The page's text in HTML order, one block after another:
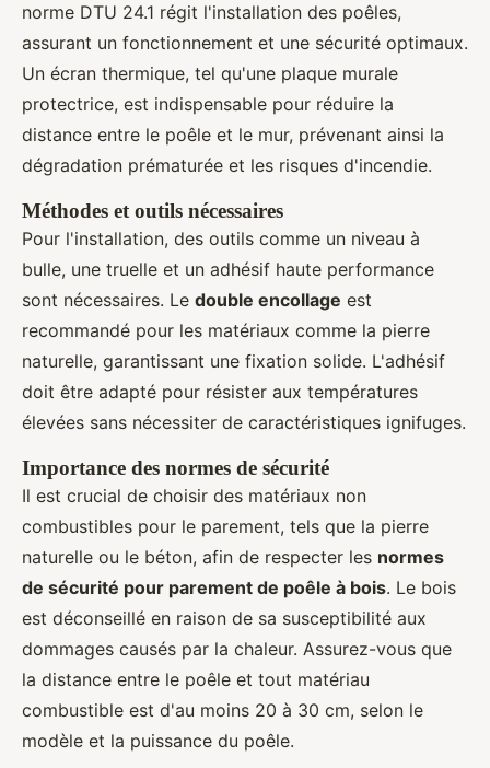
norme DTU 24.1 régit l'installation des poêles,
assurant un fonctionnement et une sécurité optimaux.
Un écran thermique, tel qu'une plaque murale
protectrice, est indispensable pour réduire la
distance entre le poêle et le mur, prévenant ainsi la
dégradation prématurée et les risques d'incendie.
Méthodes et outils nécessaires
Pour l'installation, des outils comme un niveau à
bulle, une truelle et un adhésif haute performance
sont nécessaires. Le double encollage est
recommandé pour les matériaux comme la pierre
naturelle, garantissant une fixation solide. L'adhésif
doit être adapté pour résister aux températures
élevées sans nécessiter de caractéristiques ignifuges.
Importance des normes de sécurité
Il est crucial de choisir des matériaux non
combustibles pour le parement, tels que la pierre
naturelle ou le béton, afin de respecter les normes
de sécurité pour parement de poêle à bois. Le bois
est déconseillé en raison de sa susceptibilité aux
dommages causés par la chaleur. Assurez-vous que
la distance entre le poêle et tout matériau
combustible est d'au moins 20 à 30 cm, selon le
modèle et la puissance du poêle.